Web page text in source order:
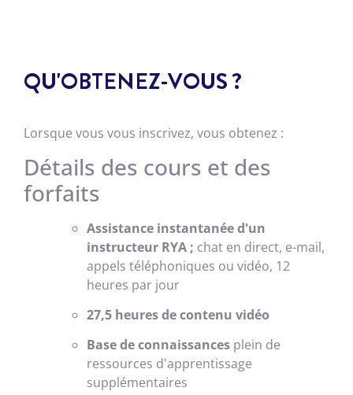
QU'OBTENEZ-VOUS ?
Lorsque vous vous inscrivez, vous obtenez :
Détails des cours et des
forfaits
Assistance instantanée d'un
instructeur RYA ; chat en direct, e-mail,
appels téléphoniques ou vidéo, 12
heures par jour
27,5 heures de contenu vidéo
Base de connaissances plein de
ressources d'apprentissage
supplémentaires